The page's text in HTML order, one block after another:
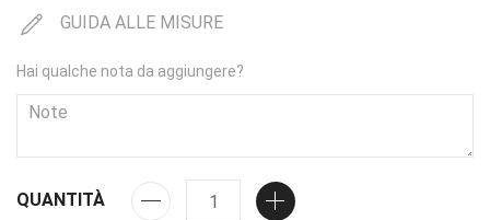
GUIDA ALLE MISURE
Hai qualche nota da aggiungere?
QUANTITÀ